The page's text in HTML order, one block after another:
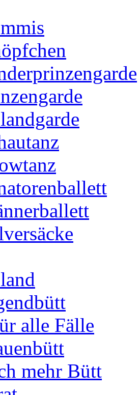
alle Fälle
mehr Bütt